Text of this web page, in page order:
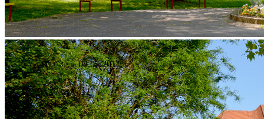
08.07.2011.